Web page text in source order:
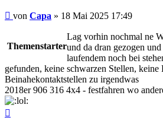
Beitrag
von Capa » 18 Mai 2025 17:49
Themenstarter
Lag vorhin nochmal ne
und da dran gezogen
laufendem noch bei
gefunden, keine schwarzen Stellen, keine
Beinahekontaktstellen zu irgendwas
2018er 906 316 4x4 - festfahren wo